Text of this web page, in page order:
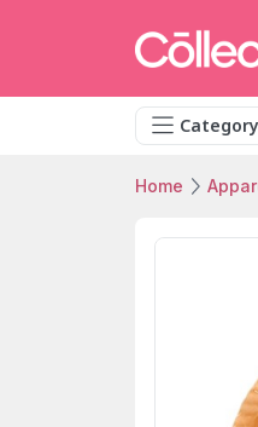
Category
Home